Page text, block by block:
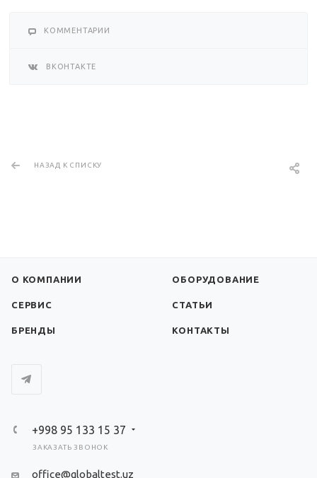
КОММЕНТАРИИ
ВКОНТАКТЕ
НАЗАД К СПИСКУ
О КОМПАНИИ ОБОРУДОВАНИЕ
СЕРВИС СТАТЬИ
БРЕНДЫ КОНТАКТЫ
+998 95 133 15 37
ЗАКАЗАТЬ ЗВОНОК
office@globaltest.uz